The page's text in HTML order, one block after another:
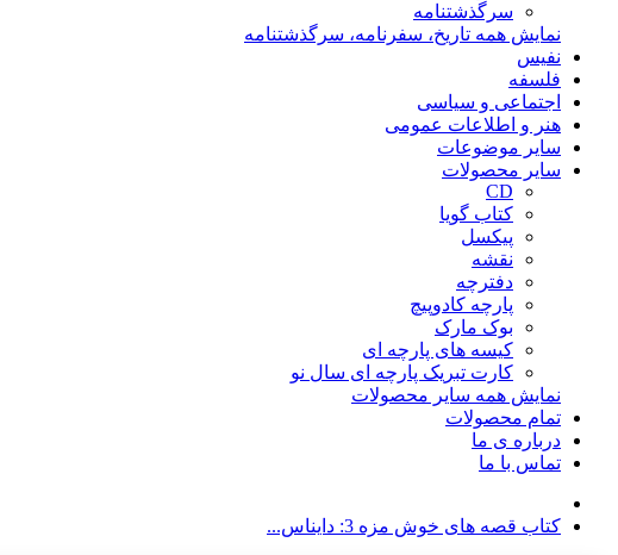
سرگذشتنامه
نمایش همه تاریخ، سفرنامه، سرگذشتنامه
نفیس
فلسفه
اجتماعی و سیاسی
هنر و اطلاعات عمومی
سایر موضوعات
سایر محصولات
CD
کتاب گویا
پیکسل
نقشه
دفترچه
پارچه کادوپیچ
بوک مارک
کیسه های پارچه ای
کارت تبریک پارچه ای سال نو
نمایش همه سایر محصولات
تمام محصولات
درباره ی ما
تماس با ما
کتاب قصه های خوش مزه 3: دایناس...